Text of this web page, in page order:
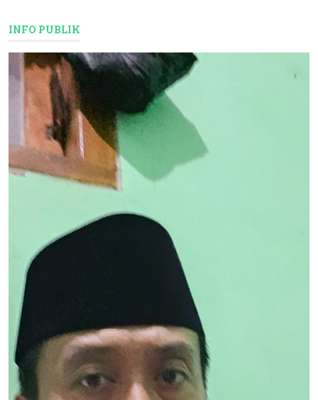
INFO PUBLIK